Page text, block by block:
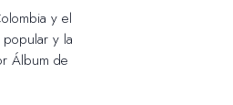
y el
y la
Álbum de